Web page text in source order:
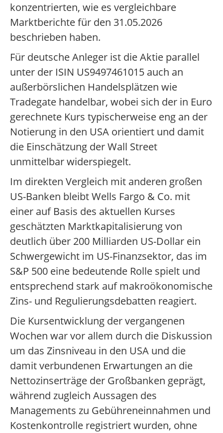
konzentrierten, wie es vergleichbare
Marktberichte für den 31.05.2026
beschrieben haben.
Für deutsche Anleger ist die Aktie parallel
unter der ISIN US9497461015 auch an
außerbörslichen Handelsplätzen wie
Tradegate handelbar, wobei sich der in Euro
gerechnete Kurs typischerweise eng an der
Notierung in den USA orientiert und damit
die Einschätzung der Wall Street
unmittelbar widerspiegelt.
Im direkten Vergleich mit anderen großen
US-Banken bleibt Wells Fargo & Co. mit
einer auf Basis des aktuellen Kurses
geschätzten Marktkapitalisierung von
deutlich über 200 Milliarden US-Dollar ein
Schwergewicht im US-Finanzsektor, das im
S&P 500 eine bedeutende Rolle spielt und
entsprechend stark auf makroökonomische
Zins- und Regulierungsdebatten reagiert.
Die Kursentwicklung der vergangenen
Wochen war vor allem durch die Diskussion
um das Zinsniveau in den USA und die
damit verbundenen Erwartungen an die
Nettozinserträge der Großbanken geprägt,
während zugleich Aussagen des
Managements zu Gebühreneinnahmen und
Kostenkontrolle registriert wurden, ohne